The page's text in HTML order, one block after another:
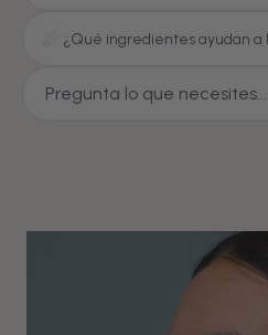
¿Qué ingredientes ayudan a